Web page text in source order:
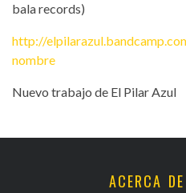
bala records)
http://
nombre
Nuevo trabajo de El Pilar Azul
ACERCA